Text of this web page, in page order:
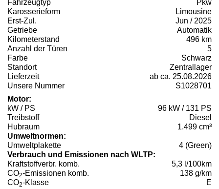
Fahrzeugtyp
Pkw
Karosserieform
Limousine
Erst-Zul.
Jun / 2025
Getriebe
Automatik
Kilometerstand
496 km
Anzahl der Türen
5
Farbe
Schwarz
Standort
Zentrallager
Lieferzeit
ab ca. 25.08.2026
Unsere Nummer
S1028701
Motor:
kW / PS
96 kW / 131 PS
Treibstoff
Diesel
Hubraum
1.499 cm³
Umweltnormen:
Umweltplakette
4 (Green)
Verbrauch und Emissionen nach WLTP:
Kraftstoffverbr. komb.
5,3 l/100km
CO2-Emissionen komb.
138 g/km
CO2-Klasse E